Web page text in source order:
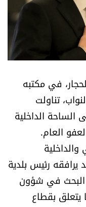
في مكتبه
تناولت
الساحة الداخلية
العام.
يرافقه رئيس بلدية
في شؤون
يتعلق بقطاع